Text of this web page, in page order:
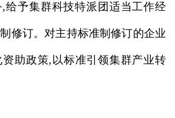
给予集群科技特派团适当工作经
修订。对主持标准制修订的企业
助政策,以标准引领集群产业转